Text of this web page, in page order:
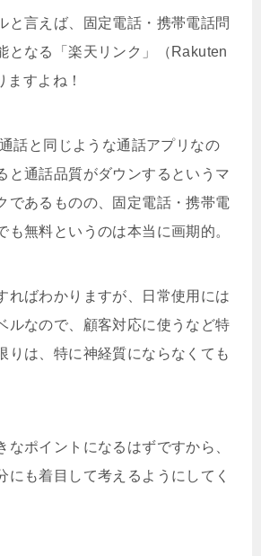
と言えば、固定電話・携帯電話問
となる「楽天リンク」（Rakuten
ますよね！
話と同じような通話アプリなの
と通話品質がダウンするというマ
であるものの、固定電話・携帯電
も無料というのは本当に画期的。
ればわかりますが、日常使用には
ルなので、顧客対応に使うなど特
りは、特に神経質にならなくても
なポイントになるはずですから、
にも着目して考えるようにしてく